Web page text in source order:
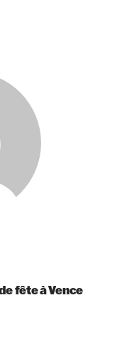
fête à Vence